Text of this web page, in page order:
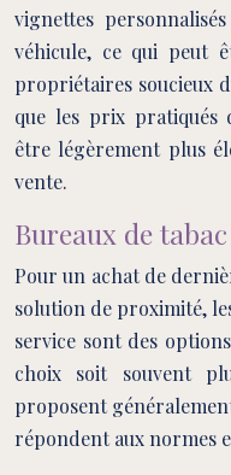
vignettes
véhicule, ce qui peut
propriétaires soucieux
que les prix pratiqués
être légèrement plus
vente.
Bureaux de
Pour un achat de
solution de proximité,
service sont des
choix soit souvent
proposent
répondent aux normes